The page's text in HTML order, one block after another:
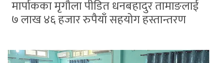
मार्पाकका मृगौला पीडित धनबहादुर तामाङलाई
७ लाख ४६ हजार रुपैयाँ सहयोग हस्तान्तरण